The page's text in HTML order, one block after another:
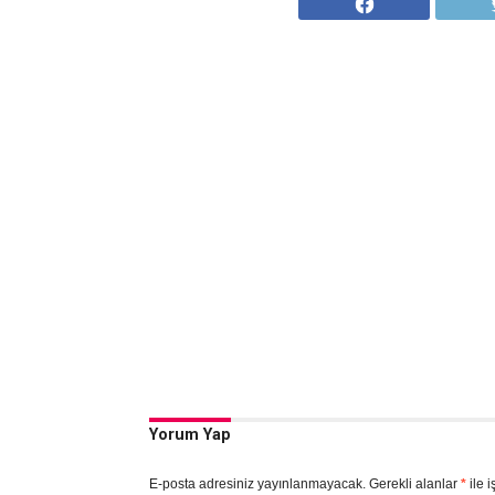
Yorum Yap
E-posta adresiniz yayınlanmayacak. Gerekli alanlar *ile